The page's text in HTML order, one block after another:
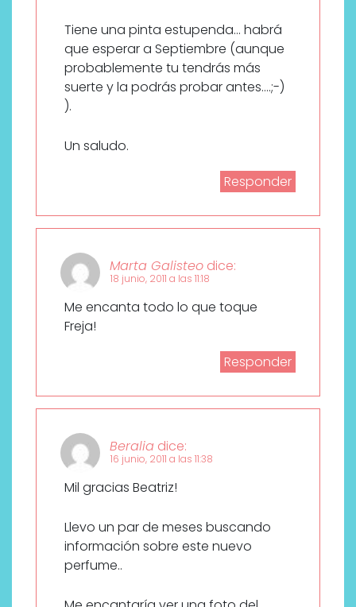
Tiene una pinta estupenda… habrá
que esperar a Septiembre (aunque
probablemente tu tendrás más
suerte y la podrás probar antes….;-)
).
Un saludo.
Responder
Marta Galisteo dice:
18 junio, 2011 a las 11:18
Me encanta todo lo que toque
Freja!
Responder
Beralia dice:
16 junio, 2011 a las 11:38
Mil gracias Beatriz!
Llevo un par de meses buscando
información sobre este nuevo
perfume..